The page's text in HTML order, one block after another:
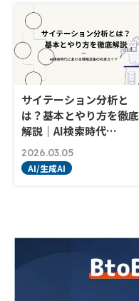
サイテーション分析と
は？基本とやり方を徹底
解説｜AI検索時代…
2026.03.05
AI/生成AI